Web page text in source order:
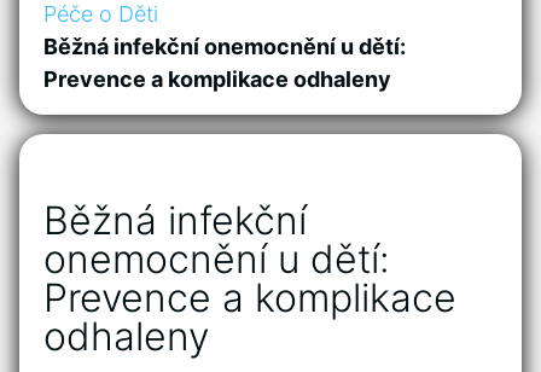
Péče o Děti
Běžná infekční onemocnění u dětí:
Prevence a komplikace odhaleny
Běžná infekční
onemocnění u dětí:
Prevence a komplikace
odhaleny